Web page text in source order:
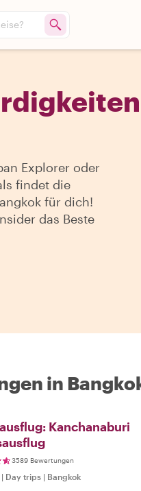
Explorer oder
findet die
für dich!
das Beste
in
Kanchanaburi
3589 Bewertungen
| Day trips | Bangkok